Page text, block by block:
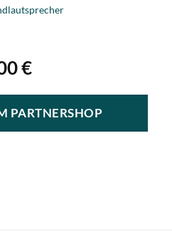
€
PARTNERSHOP